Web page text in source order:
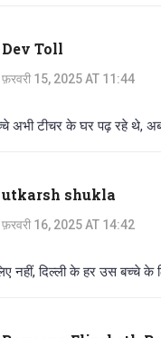
Dev Toll
फ़रवरी 15, 2025 AT 11:44
अभी टीचर के घर पढ़ रहे थे,
utkarsh shukla
फ़रवरी 16, 2025 AT 14:42
नहीं, दिल्ली के हर उस बच्चे के